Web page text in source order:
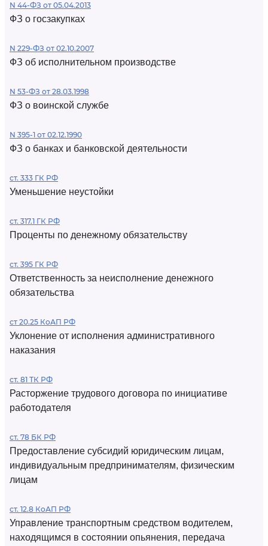
N 44-ФЗ от 05.04.2013
ФЗ о госзакупках
N 229-ФЗ от 02.10.2007
ФЗ об исполнительном производстве
N 53-ФЗ от 28.03.1998
ФЗ о воинской службе
N 395-1 от 02.12.1990
ФЗ о банках и банковской деятельности
ст. 333 ГК РФ
Уменьшение неустойки
ст. 317.1 ГК РФ
Проценты по денежному обязательству
ст. 395 ГК РФ
Ответственность за неисполнение денежного
обязательства
ст 20.25 КоАП РФ
Уклонение от исполнения административного
наказания
ст. 81 ТК РФ
Расторжение трудового договора по инициативе
работодателя
ст. 78 БК РФ
Предоставление субсидий юридическим лицам,
индивидуальным предпринимателям, физическим
лицам
ст. 12.8 КоАП РФ
Управление транспортным средством водителем,
находящимся в состоянии опьянения, передача